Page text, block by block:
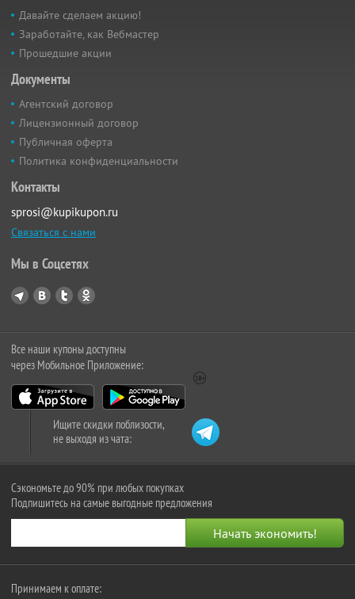
Давайте сделаем акцию!
Заработайте, как Вебмастер
Прошедшие акции
Документы
Агентский договор
Лицензионный договор
Публичная оферта
Политика конфиденциальности
Контакты
sprosi@kupikupon.ru
Связаться с нами
Мы в Соцсетях
Все наши купоны доступны
через Мобильное Приложение:
Ищите скидки поблизости,
не выходя из чата:
Сэкономьте до 90% при любых покупках
Подпишитесь на самые выгодные предложения
Принимаем к оплате: